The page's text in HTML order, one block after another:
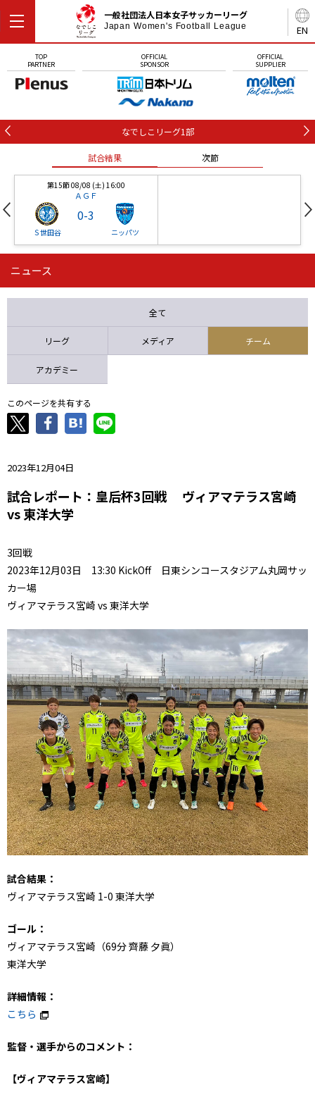
EN
一般社団法人日本女子サッカーリーグ
Japan Women's Football League
TOP
PARTNER
OFFICIAL
SPONSOR
OFFICIAL
SUPPLIER
なでしこリーグ1部
試合結果 次節
第15節 08/08 (土) 16:00
ＡＧＦ
Ｓ世田谷
0-3
ニッパツ
第16節 09/05 (土) 15:00
ニッパツ 石人の星
ニュース
全て
リーグ メディア チーム
アカデミー
このページを共有する
2023年12月04日
試合レポート：皇后杯3回戦 ヴィアマテラス宮崎
vs 東洋大学
3回戦
2023年12月03日 13:30 KickOff 日東シンコースタジアム丸岡サッ
カー場
ヴィアマテラス宮崎 vs 東洋大学
試合結果：
ヴィアマテラス宮崎 1-0 東洋大学
ゴール：
ヴィアマテラス宮崎（69分 齊藤 夕眞）
東洋大学
詳細情報：
こちら
監督・選手からのコメント：
【ヴィアマテラス宮崎】